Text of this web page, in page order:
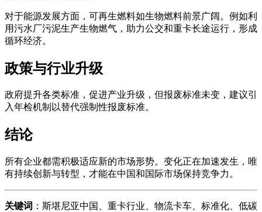
对于能源发展方面，可再生燃料如生物燃料前景广阔。例如利
用污水厂污泥生产生物燃气，助力公交和重卡长途运行，形成
循环经济。
政策与行业升级
政府提升各类标准，促进产业升级，但报废标准未变，建议引
入年检机制以替代强制性报废标准。
结论
所有企业都需积极适应新的市场形势。变化正在加速发生，唯
有持续创新与转型，才能在中国和国际市场保持竞争力。
关键词 ：斯堪尼亚中国、重卡行业、物流卡车、标准化、低碳